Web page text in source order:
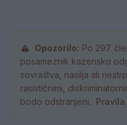
Opozorilo: Po 297.
posameznik kazensko
sovraštva, nasilja ali
rasističnimi,
bodo odstranjeni.